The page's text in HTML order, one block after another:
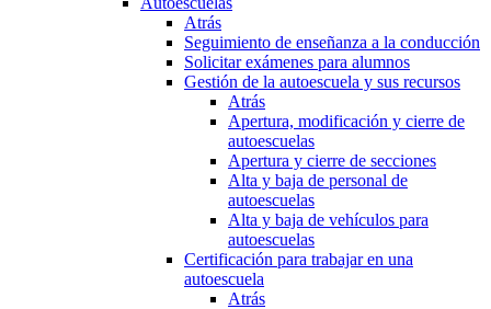
Atrás
Seguimiento de enseñanza a la conducción
Solicitar exámenes para alumnos
Gestión de la autoescuela y sus recursos
Atrás
Apertura, modificación y cierre de
autoescuelas
Apertura y cierre de secciones
Alta y baja de personal de
autoescuelas
Alta y baja de vehículos para
autoescuelas
Certificación para trabajar en una
autoescuela
Atrás